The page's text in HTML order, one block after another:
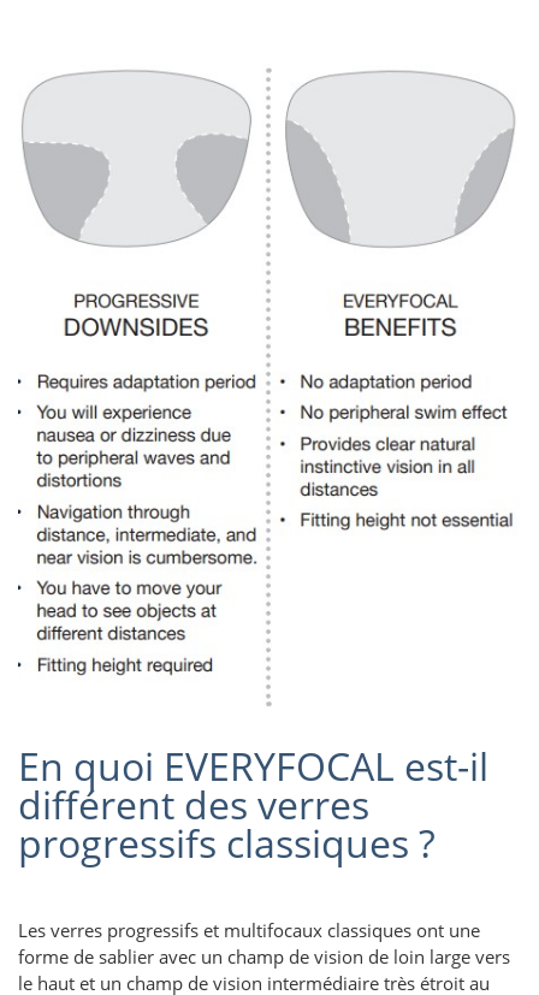
En quoi EVERYFOCAL est-il
différent des verres
progressifs classiques ?
Les verres progressifs et multifocaux classiques ont une
forme de sablier avec un champ de vision de loin large vers
le haut et un champ de vision intermédiaire très étroit au